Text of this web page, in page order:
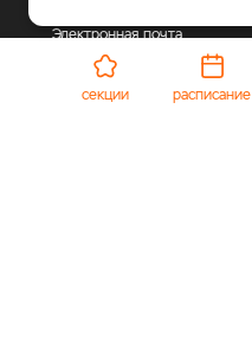
Электронная почта
arena-info@polyus.com
Публичная оферта
секции расписание